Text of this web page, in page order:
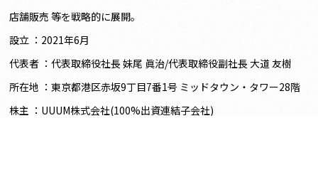
店舗販売 等を戦略的に展開。
設立 ：2021年6月
代表者 ：代表取締役社⻑ 妹尾 眞治/代表取締役副社⻑ 大道 友樹
所在地 ：東京都港区赤坂9丁目7番1号 ミッドタウン・タワー28階
株主 ：UUUM株式会社(100%出資連結子会社)